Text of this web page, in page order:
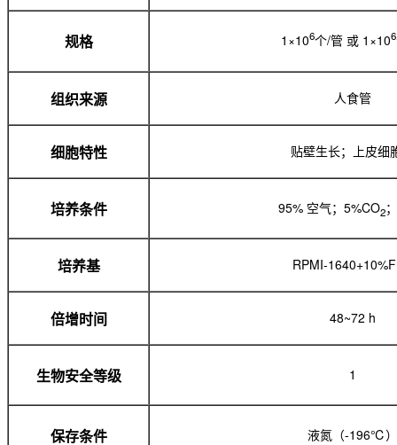
规格 1×106个/管 或 1×106
组织来源 人食管
细胞特性 贴壁生长；上皮细
培养条件 95% 空气；5%CO2
培养基 RPMI-
倍增时间 48~72 h
生物安全等级 1
保存条件 液氮（-196℃）